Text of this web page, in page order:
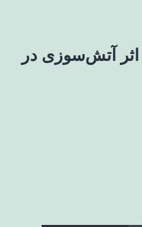
بر اثر آتش‌سوزی در